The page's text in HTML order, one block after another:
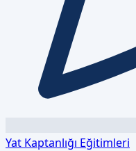
Yat Kaptanlığı Eğitimleri